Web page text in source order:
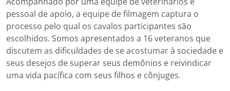
pessoal de apoio, a equipe de filmagem captura o
processo pelo qual os cavalos participantes são
escolhidos. Somos apresentados a 16 veteranos que
discutem as dificuldades de se acostumar à sociedade e
seus desejos de superar seus demônios e reivindicar
uma vida pacífica com seus filhos e cônjuges.